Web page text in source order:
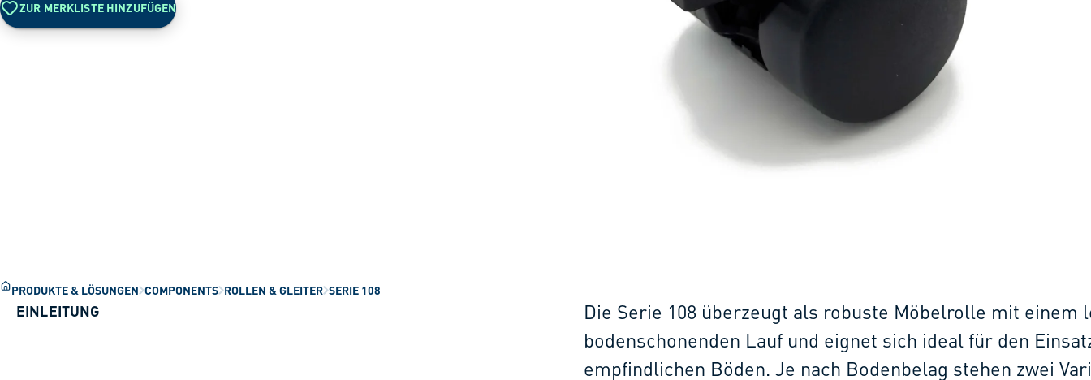
ZUR MERKLISTE HINZUFÜGEN
PRODUKTE & LÖSUNGEN COMPONENTS ROLLEN & GLEITER SERIE 108
EINLEITUNG
Die Serie 108 überzeugt als robuste Möbelrolle mit einem
bodenschonenden Lauf und eignet sich ideal für den
empfindlichen Böden. Je nach Bodenbelag stehen zwei